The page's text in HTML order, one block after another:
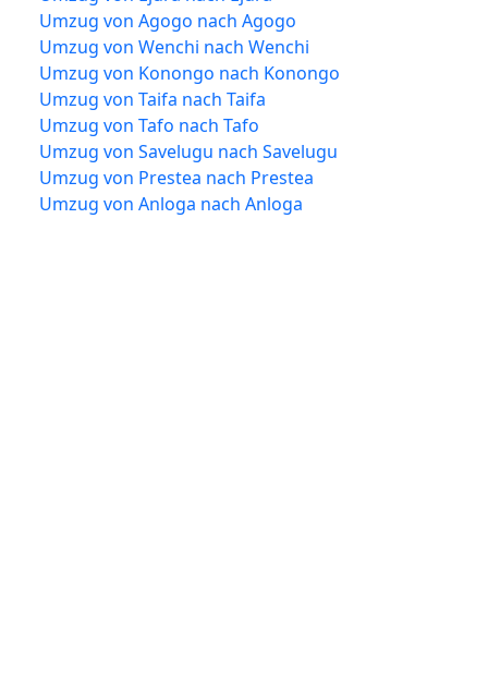
Umzug von Agogo nach Agogo
Umzug von Wenchi nach Wenchi
Umzug von Konongo nach Konongo
Umzug von Taifa nach Taifa
Umzug von Tafo nach Tafo
Umzug von Savelugu nach Savelugu
Umzug von Prestea nach Prestea
Umzug von Anloga nach Anloga